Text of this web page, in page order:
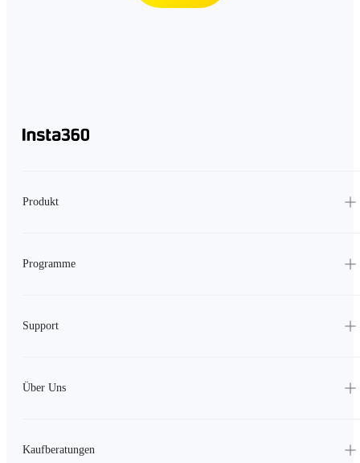
Produkt
Programme
Support
Über Uns
Kaufberatungen